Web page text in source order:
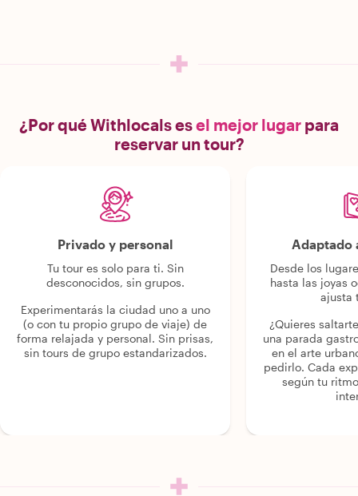
¿Por qué Withlocals esel mejor lugar para
reservar un tour?
Privado y personal
Tu tour es solo para ti. Sin
desconocidos, sin grupos.
Experimentarás la ciudad uno a uno
(o con tu propio grupo de viaje) de
forma relajada y personal. Sin prisas,
sin tours de grupo estandarizados.
Adaptado
Desde los
hasta las joyas
ajusta
¿Quieres
una parada
en el arte
pedirlo. Cada
según tu